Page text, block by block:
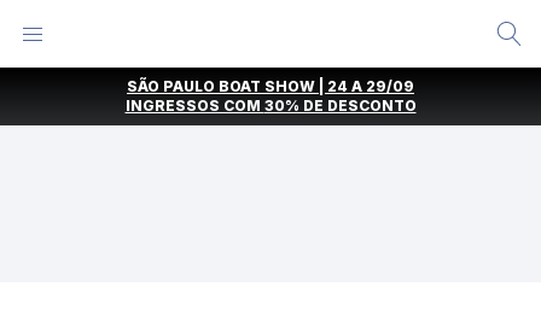
SÃO PAULO BOAT SHOW | 24 A 29/09
INGRESSOS COM 30% DE DESCONTO